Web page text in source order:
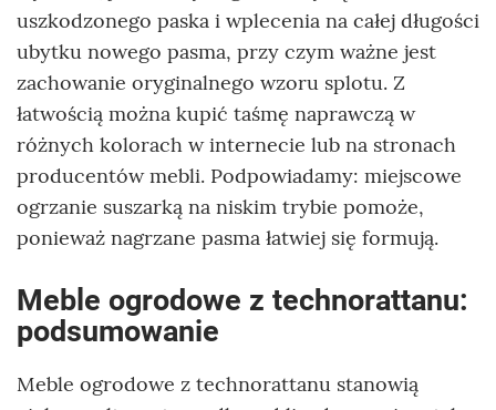
uszkodzonego paska i wplecenia na całej długości
ubytku nowego pasma, przy czym ważne jest
zachowanie oryginalnego wzoru splotu. Z
łatwością można kupić taśmę naprawczą w
różnych kolorach w internecie lub na stronach
producentów mebli. Podpowiadamy: miejscowe
ogrzanie suszarką na niskim trybie pomoże,
ponieważ nagrzane pasma łatwiej się formują.
Meble ogrodowe z technorattanu:
podsumowanie
Meble ogrodowe z technorattanu stanowią